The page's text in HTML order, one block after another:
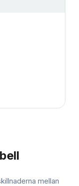
mellan